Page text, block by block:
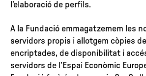
l’elaboració de perfils.
A la Fundació emmagatzemem les
servidors propis i allotgem còpies
encriptades, de disponibilitat i
servidors de l’Espai Econòmic